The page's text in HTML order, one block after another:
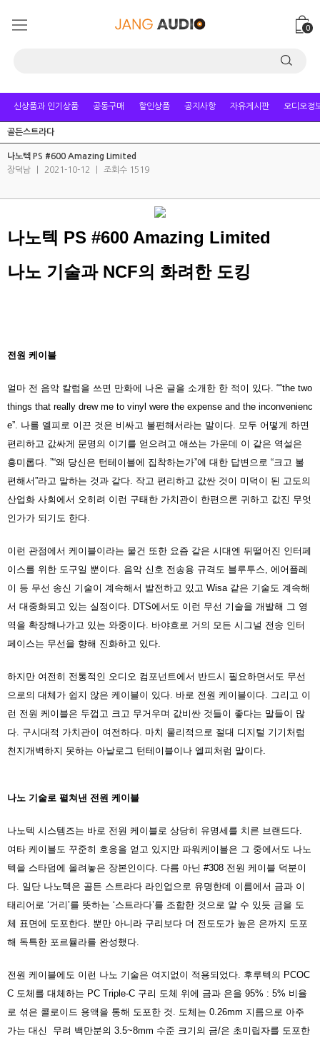
0
신상품과 인기상품 공동구매 할인상품 공지사항 자유게시판 오디오정
골든스트라다
나노텍 PS #600 Amazing Limited
장덕남
2021-10-12 조회수 1519
나노텍 PS #600 Amazing Limited
나노 기술과 NCF의 화려한 도킹
전원 케이블
얼마 전 음악 칼럼을 쓰면 만화에 나온 글을 소개한 한 적이 있다. ““the two
things that really drew me to vinyl were the expense and the inconvenienc
e”. 나를 엘피로 이끈 것은 비싸고 불편해서라는 말이다. 모두 어떻게 하면
편리하고 값싸게 문명의 이기를 얻으려고 애쓰는 가운데 이 같은 역설은
흥미롭다. ”“왜 당신은 턴테이블에 집착하는가”에 대한 답변으로 “크고 불
편해서”라고 말하는 것과 같다. 작고 편리하고 값싼 것이 미덕이 된 고도의
산업화 사회에서 오히려 이런 구태한 가치관이 한편으론 귀하고 값진 무엇
인가가 되기도 한다.
이런 관점에서 케이블이라는 물건 또한 요즘 같은 시대엔 뒤떨어진 인터페
이스를 위한 도구일 뿐이다. 음악 신호 전송용 규격도 블루투스, 에어플레
이 등 무선 송신 기술이 계속해서 발전하고 있고 Wisa 같은 기술도 계속해
서 대중화되고 있는 실정이다. DTS에서도 이런 무선 기술을 개발해 그 영
역을 확장해나가고 있는 와중이다. 바야흐로 거의 모든 시그널 전송 인터
페이스는 무선을 향해 진화하고 있다.
하지만 여전히 전통적인 오디오 컴포넌트에서 반드시 필요하면서도 무선
으로의 대체가 쉽지 않은 케이블이 있다. 바로 전원 케이블이다. 그리고 이
런 전원 케이블은 두껍고 크고 무거우며 값비싼 것들이 좋다는 말들이 많
다. 구시대적 가치관이 여전하다. 마치 물리적으로 절대 디지털 기기처럼
천지개벽하지 못하는 아날로그 턴테이블이나 엘피처럼 말이다.
나노 기술로 펼쳐낸 전원 케이블
나노텍 시스템즈는 바로 전원 케이블로 상당히 유명세를 치른 브랜드다.
여타 케이블도 꾸준히 호응을 얻고 있지만 파워케이블은 그 중에서도 나노
텍을 스타덤에 올려놓은 장본인이다. 다름 아닌 #308 전원 케이블 덕분이
다. 일단 나노텍은 골든 스트라다 라인업으로 유명한데 이름에서 금과 이
태리어로 ‘거리’를 뜻하는 ‘스트라다’를 조합한 것으로 알 수 있듯 금을 도
체 표면에 도포한다. 뿐만 아니라 구리보다 더 전도도가 높은 은까지 도포
해 독특한 포르뮬라를 완성했다.
전원 케이블에도 이런 나노 기술은 여지없이 적용되었다. 후루텍의 PCOC
C 도체를 대체하는 PC Triple-C 구리 도체 위에 금과 은을 95% : 5% 비율
로 섞은 콜로이드 용액을 통해 도포한 것. 도체는 0.26mm 지름으로 아주
가는 대신 무려 백만분의 3.5~8mm 수준 크기의 금/은 초미립자를 도포한